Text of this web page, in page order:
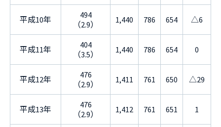
平成10年
494
（2.9）
1,440 786 654 △6
平成11年
404
（3.5）
1,440 786 654 0
平成12年
476
（2.9）
1,411 761 650 △29
平成13年
476
（2.9）
1,412 761 651 1